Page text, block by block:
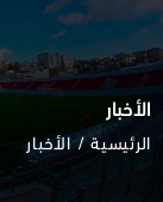
الأخبار
الرئيسية الأخبار